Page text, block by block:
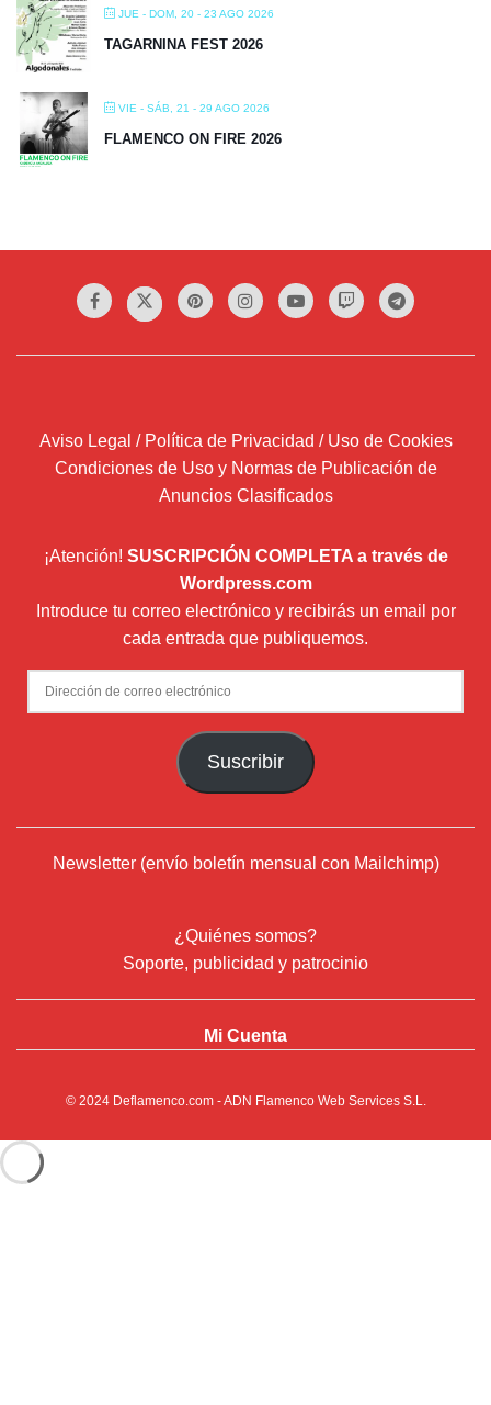
JUE - DOM, 20 - 23 AGO 2026
TAGARNINA FEST 2026
VIE - SÁB, 21 - 29 AGO 2026
FLAMENCO ON FIRE 2026
Aviso Legal / Política de Privacidad / Uso de Cookies
Condiciones de Uso y Normas de Publicación de
Anuncios Clasificados
¡Atención! SUSCRIPCIÓN COMPLETA a través de
Wordpress.com
Introduce tu correo electrónico y recibirás un email por
cada entrada que publiquemos.
Dirección
de
Suscribir
Newsletter (envío boletín mensual con Mailchimp)
¿Quiénes somos?
Soporte, publicidad y patrocinio
Mi Cuenta
© 2024 Deflamenco.com- ADN Flamenco Web Services S.L.